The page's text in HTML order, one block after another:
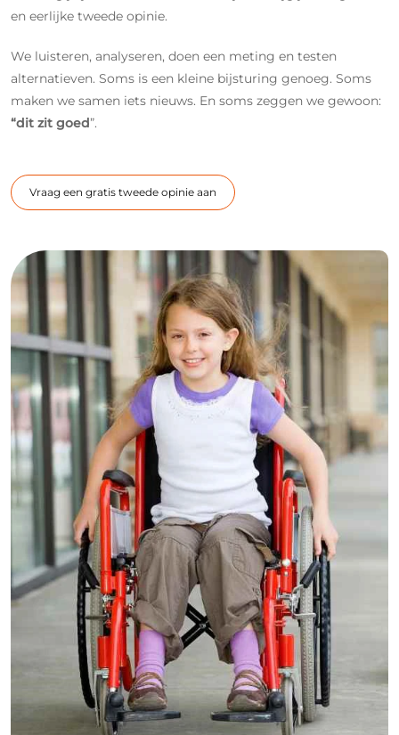
en eerlijke tweede opinie.
We luisteren, analyseren, doen een meting en testen
alternatieven. Soms is een kleine bijsturing genoeg. Soms
maken we samen iets nieuws. En soms zeggen we gewoon:
“dit zit goed”.
Vraag een gratis tweede opinie aan